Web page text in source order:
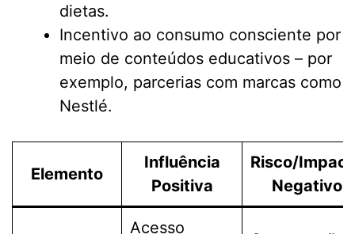
dietas.
Incentivo ao consumo consciente por
meio de conteúdos educativos – por
exemplo, parcerias com marcas como
Nestlé.
Elemento
Influência
Positiva
Risco/
Negativo
Acesso